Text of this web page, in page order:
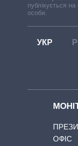
публікується
особи.
УКР
ОФІС